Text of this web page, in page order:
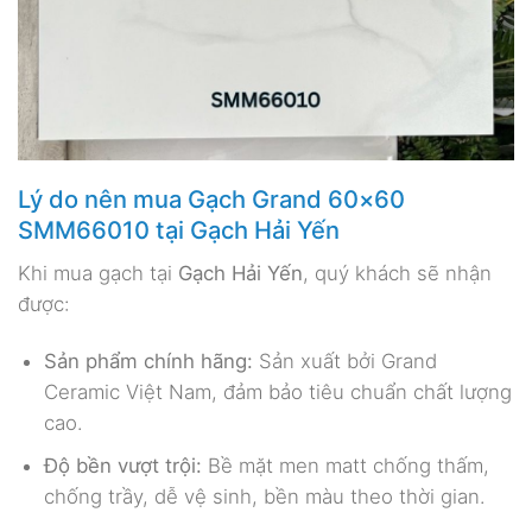
Lý do nên mua Gạch Grand 60×60
SMM66010 tại Gạch Hải Yến
Khi mua gạch tại Gạch Hải Yến, quý khách sẽ nhận
được:
Sản phẩm chính hãng: Sản xuất bởi Grand
Ceramic Việt Nam, đảm bảo tiêu chuẩn chất lượng
cao.
Độ bền vượt trội: Bề mặt men matt chống thấm,
chống trầy, dễ vệ sinh, bền màu theo thời gian.